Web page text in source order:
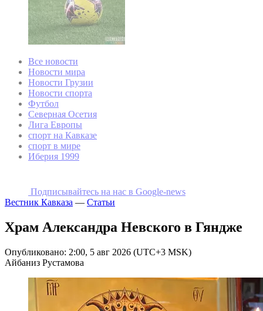
Все новости
Новости мира
Новости Грузии
Новости спорта
Футбол
Северная Осетия
Лига Европы
спорт на Кавказе
спорт в мире
Иберия 1999
Подписывайтесь на наc в Google-news
Вестник Кавказа — Статьи
Храм Александра Невского в Гяндже
Опубликовано: 2:00, 5 авг 2026 (UTC+3 MSK)
Айбаниз Рустамова